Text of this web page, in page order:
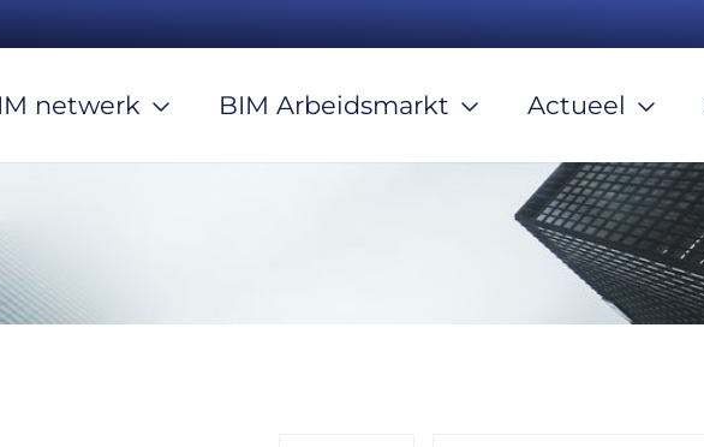
netwerk BIM Arbeidsmarkt Actueel